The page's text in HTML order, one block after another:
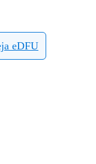
eDFU